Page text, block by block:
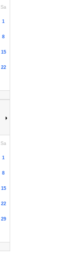
Sa
1
8
15
22
Sa
1
8
15
22
29